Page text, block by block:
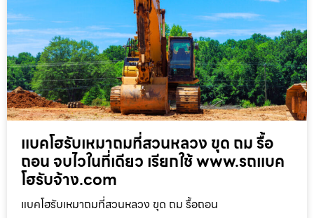
แบคโฮรับเหมาถมที่สวนหลวง ขุด ถม รื้อ
ถอน จบไวในที่เดียว เรียกใช้ www.รถแบค
โฮรับจ้าง.com
แบคโฮรับเหมาถมที่สวนหลวง ขุด ถม รื้อถอน